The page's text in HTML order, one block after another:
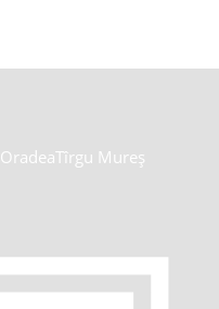
OradeaTîrgu Mureș